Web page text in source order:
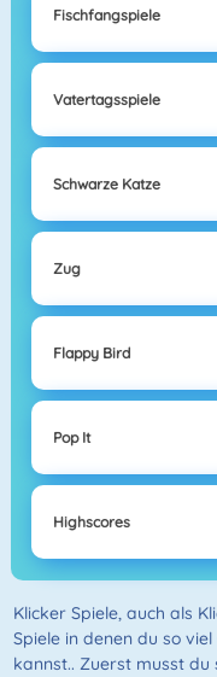
Fischfangspiele
Vatertagsspiele
Schwarze Katze
Zug
Flappy Bird
Pop It
Highscores
Klicker Spiele, auch als
Spiele in denen du so
kannst.. Zuerst musst